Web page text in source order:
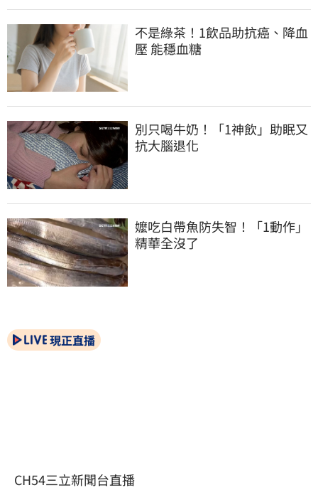
不是綠茶！1飲品助抗癌、降血
壓 能穩血糖
別只喝牛奶！「1神飲」助眠又
抗大腦退化
嬤吃白帶魚防失智！「1動作」
精華全沒了
現正直播
CH54三立新聞台直播